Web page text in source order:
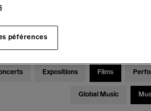
Expositions Films
Global Music
péférences